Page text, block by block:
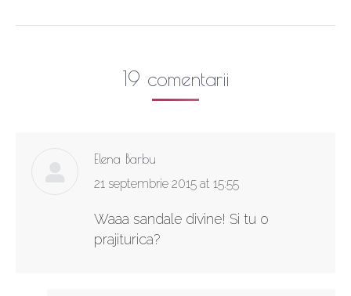
19 comentarii
Elena Barbu
says:
21 septembrie 2015 at 15:55
Waaa sandale divine! Si tu o
prajiturica?